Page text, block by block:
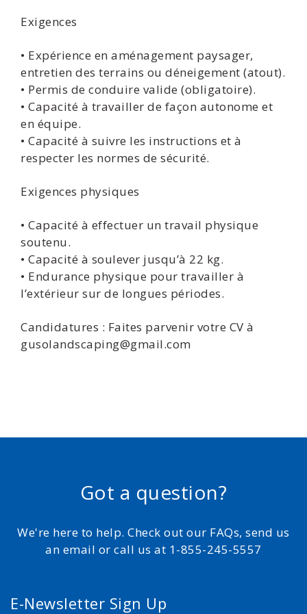
Exigences
• Expérience en aménagement paysager,
entretien des terrains ou déneigement (atout).
• Permis de conduire valide (obligatoire).
• Capacité à travailler de façon autonome et
en équipe.
• Capacité à suivre les instructions et à
respecter les normes de sécurité.
Exigences physiques
• Capacité à effectuer un travail physique
soutenu.
• Capacité à soulever jusqu’à 22 kg.
• Endurance physique pour travailler à
l’extérieur sur de longues périodes.
Candidatures : Faites parvenir votre CV à
gusolandscaping@gmail.com
Got a question?
We're here to help. Check out our FAQs, send us
an email or call us at 1-855-245-5557
E-Newsletter Sign Up